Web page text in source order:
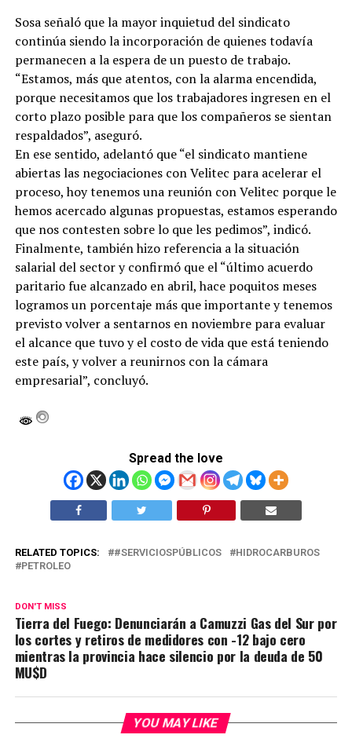
Sosa señaló que la mayor inquietud del sindicato
continúa siendo la incorporación de quienes todavía
permanecen a la espera de un puesto de trabajo.
“Estamos, más que atentos, con la alarma encendida,
porque necesitamos que los trabajadores ingresen en el
corto plazo posible para que los compañeros se sientan
respaldados”, aseguró.
En ese sentido, adelantó que “el sindicato mantiene
abiertas las negociaciones con Velitec para acelerar el
proceso, hoy tenemos una reunión con Velitec porque le
hemos acercado algunas propuestas, estamos esperando
que nos contesten sobre lo que les pedimos”, indicó.
Finalmente, también hizo referencia a la situación
salarial del sector y confirmó que el “último acuerdo
paritario fue alcanzado en abril, hace poquitos meses
logramos un porcentaje más que importante y tenemos
previsto volver a sentarnos en noviembre para evaluar
el alcance que tuvo y el costo de vida que está teniendo
este país, y volver a reunirnos con la cámara
empresarial”, concluyó.
Spread the love
RELATED TOPICS: #SERVICIOSPÚBLICOS
HIDROCARBUROS
PETROLEO
DON'T MISS
Tierra del Fuego: Denunciarán a Camuzzi Gas del Sur por
los cortes y retiros de medidores con -12 bajo cero
mientras la provincia hace silencio por la deuda de 50
MU$D
YOU MAY LIKE